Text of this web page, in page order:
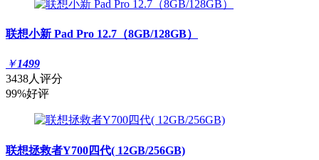
联想小新 Pad Pro 12.7（8GB/128GB）
￥1499
3438人评分
99%好评
联想拯救者Y700四代( 12GB/256GB)